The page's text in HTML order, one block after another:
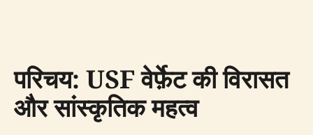
परिचय: USF वेर्फ़ेट की विरासत
और सांस्कृतिक महत्व